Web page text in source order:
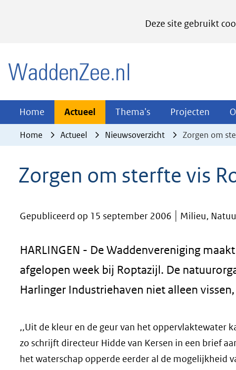
Deze site gebruikt
het
cookies
website
worden
Home Actueel Actueel
Uitklappen
Thema's Thema's
Uitklappen
Projecten
Home Actueel Nieuwsoverzicht Zorgen om
Zorgen om sterfte vis
Gepubliceerd op 15 september 2006 Milieu,
HARLINGEN - De Waddenvereniging
afgelopen week bij Roptazijl. De
Harlinger Industriehaven niet alleen
,,Uit de kleur en de geur van het oppervlaktewater
zo schrijft directeur Hidde van Kersen in een brief
het waterschap opperde eerder al de mogelijkheid